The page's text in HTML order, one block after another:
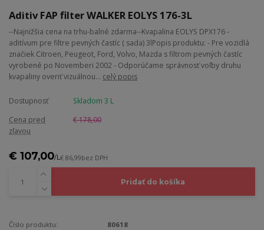
Aditiv FAP filter WALKER EOLYS 176-3L
--Najnižšia cena na trhu-balné zdarma--Kvapalina EOLYS DPX176 -
aditívum pre filtre pevných častíc ( sada) 3lPopis produktu: - Pre vozidlá
značiek Citroen, Peugeot, Ford, Volvo, Mazda s filtrom pevných častíc
vyrobené po Novemberi 2002 - Odporúčame správnosť voľby druhu
kvapaliny overiť vizuálnou... celý popis
Dostupnosť
Skladom 3 L
Cena pred
zľavou
€ 178,00
€ 107,00/L€ 86,99bez DPH
Pridať do košíka
Číslo produktu:
80618